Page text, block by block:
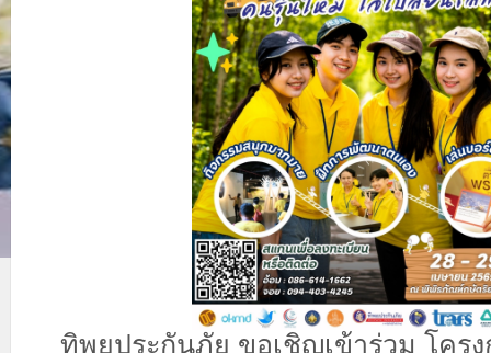
ทิพยประกันภัย ขอเชิญเข้าร่วม โคร